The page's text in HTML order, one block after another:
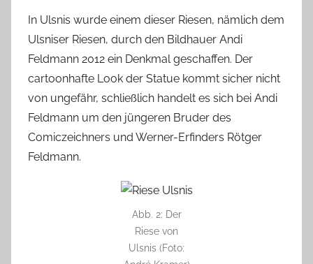
In Ulsnis wurde einem dieser Riesen, nämlich dem
Ulsniser Riesen, durch den Bildhauer Andi
Feldmann 2012 ein Denkmal geschaffen. Der
cartoonhafte Look der Statue kommt sicher nicht
von ungefähr, schließlich handelt es sich bei Andi
Feldmann um den jüngeren Bruder des
Comiczeichners und Werner-Erfinders Rötger
Feldmann.
Abb. 2: Der
Riese von
Ulsnis (Foto: